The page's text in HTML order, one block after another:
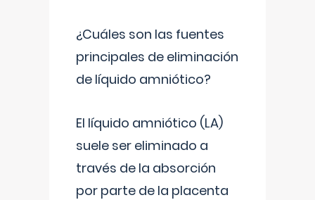
¿Cuáles son las fuentes
principales de eliminación
de líquido amniótico?
El líquido amniótico (LA)
suele ser eliminado a
través de la absorción
por parte de la placenta